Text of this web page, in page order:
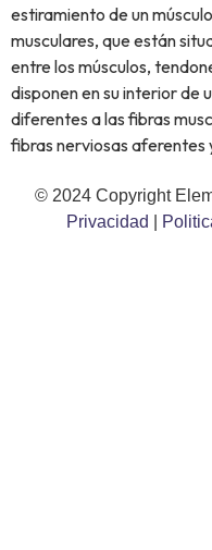
estiramiento de un
musculares, que están
entre los músculos,
disponen en su interior de
diferentes a las fibras
fibras nerviosas
© 2024 Copyright
Privacidad